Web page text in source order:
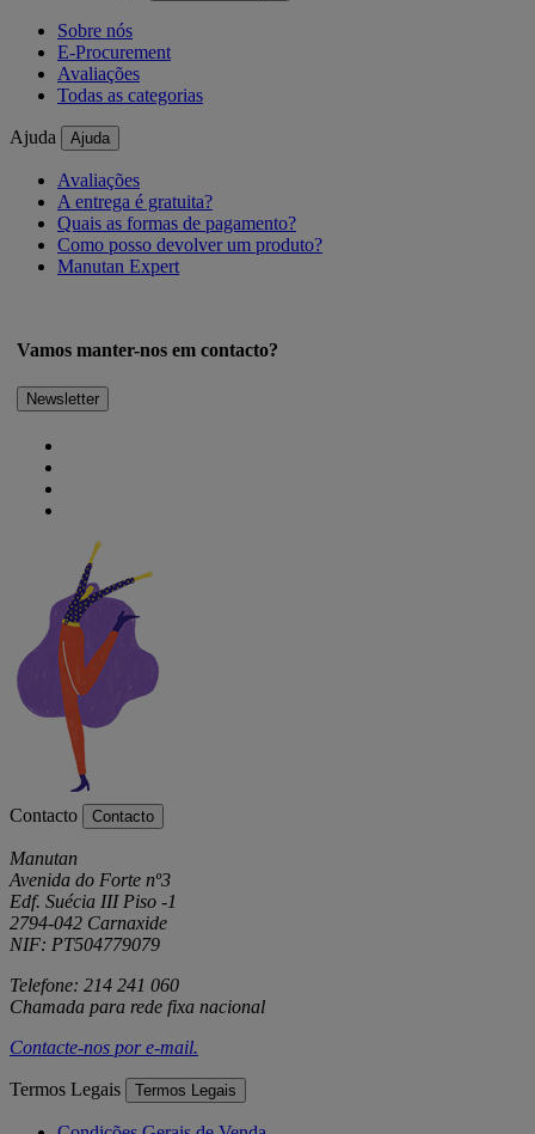
Sobre nós
E-Procurement
Avaliações
Todas as categorias
Ajuda Ajuda
Avaliações
A entrega é gratuita?
Quais as formas de pagamento?
Como posso devolver um produto?
Manutan Expert
Vamos manter-nos em contacto?
Newsletter
Contacto Contacto
Manutan
Avenida do Forte nº3
Edf. Suécia III Piso -1
2794-042 Carnaxide
NIF: PT504779079
Telefone: 214 241 060
Chamada para rede fixa nacional
Contacte-nos pore-mail.
Termos Legais Termos Legais